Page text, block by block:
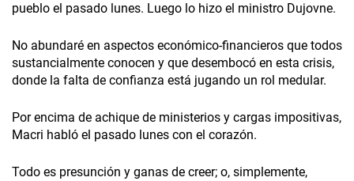
pueblo el pasado lunes. Luego lo hizo el ministro Dujovne.
No abundaré en aspectos económico-financieros que todos
sustancialmente conocen y que desembocó en esta crisis,
donde la falta de confianza está jugando un rol medular.
Por encima de achique de ministerios y cargas impositivas,
Macri habló el pasado lunes con el corazón.
Todo es presunción y ganas de creer; o, simplemente,